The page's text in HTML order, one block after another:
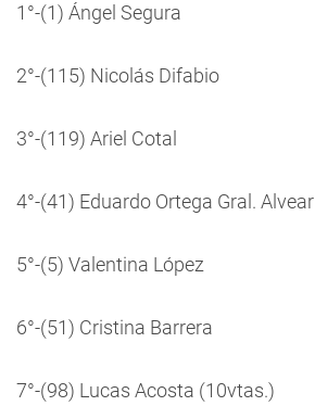
1°-(1) Ángel Segura
2°-(115) Nicolás Difabio
3°-(119) Ariel Cotal
4°-(41) Eduardo Ortega Gral. Alvear
5°-(5) Valentina López
6°-(51) Cristina Barrera
7°-(98) Lucas Acosta (10vtas.)